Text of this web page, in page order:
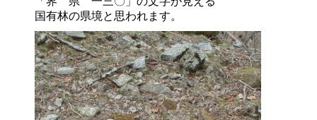
国有林の県境と思われます。